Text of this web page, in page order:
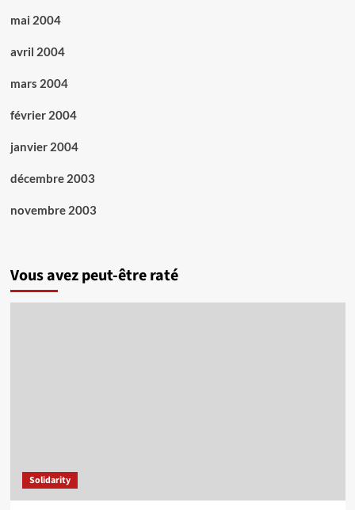
mai 2004
avril 2004
mars 2004
février 2004
janvier 2004
décembre 2003
novembre 2003
Vous avez peut-être raté
Solidarity